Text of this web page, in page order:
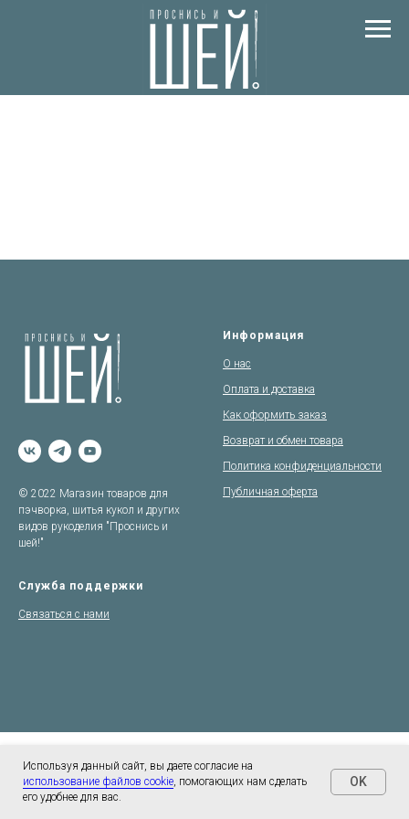
Используя данный сайт, вы даете согласие на
использование файлов cookie, помогающих нам сделать
его удобнее для вас.
OK
© 2022 Магазин товаров для
пэчворка, шитья кукол и других
видов рукоделия "Проснись и
шей!"
Информация
О нас
Оплата и доставка
Как оформить заказ
Возврат и обмен товара
Политика конфиденциальности
Публичная оферта
Служба поддержки
Связаться с нами